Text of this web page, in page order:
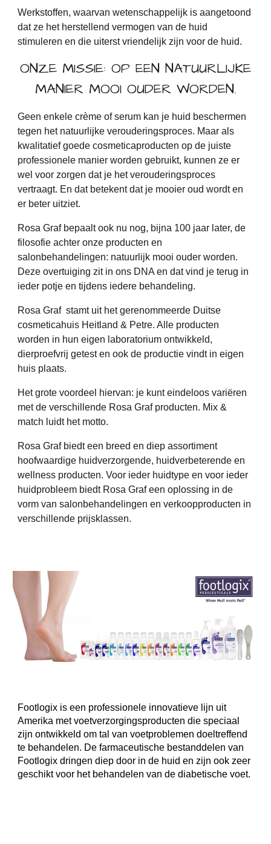
Werkstoffen, waarvan wetenschappelijk is aangetoond
dat ze het herstellend vermogen van de huid
stimuleren en die uiterst vriendelijk zijn voor de huid.
ONZE MISSIE: OP EEN NATUURLIJKE
MANIER MOOI OUDER WORDEN.
Geen enkele crème of serum kan je huid beschermen
tegen het natuurlijke verouderingsproces. Maar als
kwalitatief goede cosmeticaproducten op de juiste
professionele manier worden gebruikt, kunnen ze er
wel voor zorgen dat je het verouderingsproces
vertraagt. En dat betekent dat je mooier oud wordt en
er beter uitziet.
Rosa Graf bepaalt ook nu nog, bijna 100 jaar later, de
filosofie achter onze producten en
salonbehandelingen: natuurlijk mooi ouder worden.
Deze overtuiging zit in ons DNA en dat vind je terug in
ieder potje en tijdens iedere behandeling.
Rosa Graf stamt uit het gerenommeerde Duitse
cosmeticahuis Heitland & Petre. Alle producten
worden in hun eigen laboratorium ontwikkeld,
dierproefvrij getest en ook de productie vindt in eigen
huis plaats.
Het grote voordeel hiervan: je kunt eindeloos variëren
met de verschillende Rosa Graf producten. Mix &
match luidt het motto.
Rosa Graf biedt een breed en diep assortiment
hoofwaardige huidverzorgende, huidverbeterende en
wellness producten. Voor ieder huidtype en voor ieder
huidprobleem biedt Rosa Graf een oplossing in de
vorm van salonbehandelingen en verkoopproducten in
verschillende prijsklassen.
Footlogix is een professionele innovatieve lijn uit
Amerika met voetverzorgingsproducten die speciaal
zijn ontwikkeld om tal van voetproblemen doeltreffend
te behandelen. De farmaceutische bestanddelen van
Footlogix dringen diep door in de huid en zijn ook zeer
geschikt voor het behandelen van de diabetische voet.